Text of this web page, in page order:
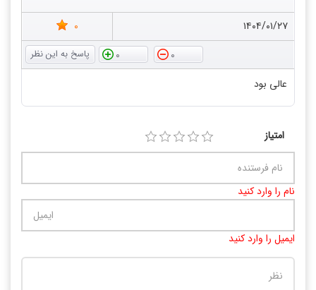
۱۴۰۴/۰۱/۲۷
0
0
0
عالی بود
امتیاز
نام را وارد کنید
ایمیل را وارد کنید